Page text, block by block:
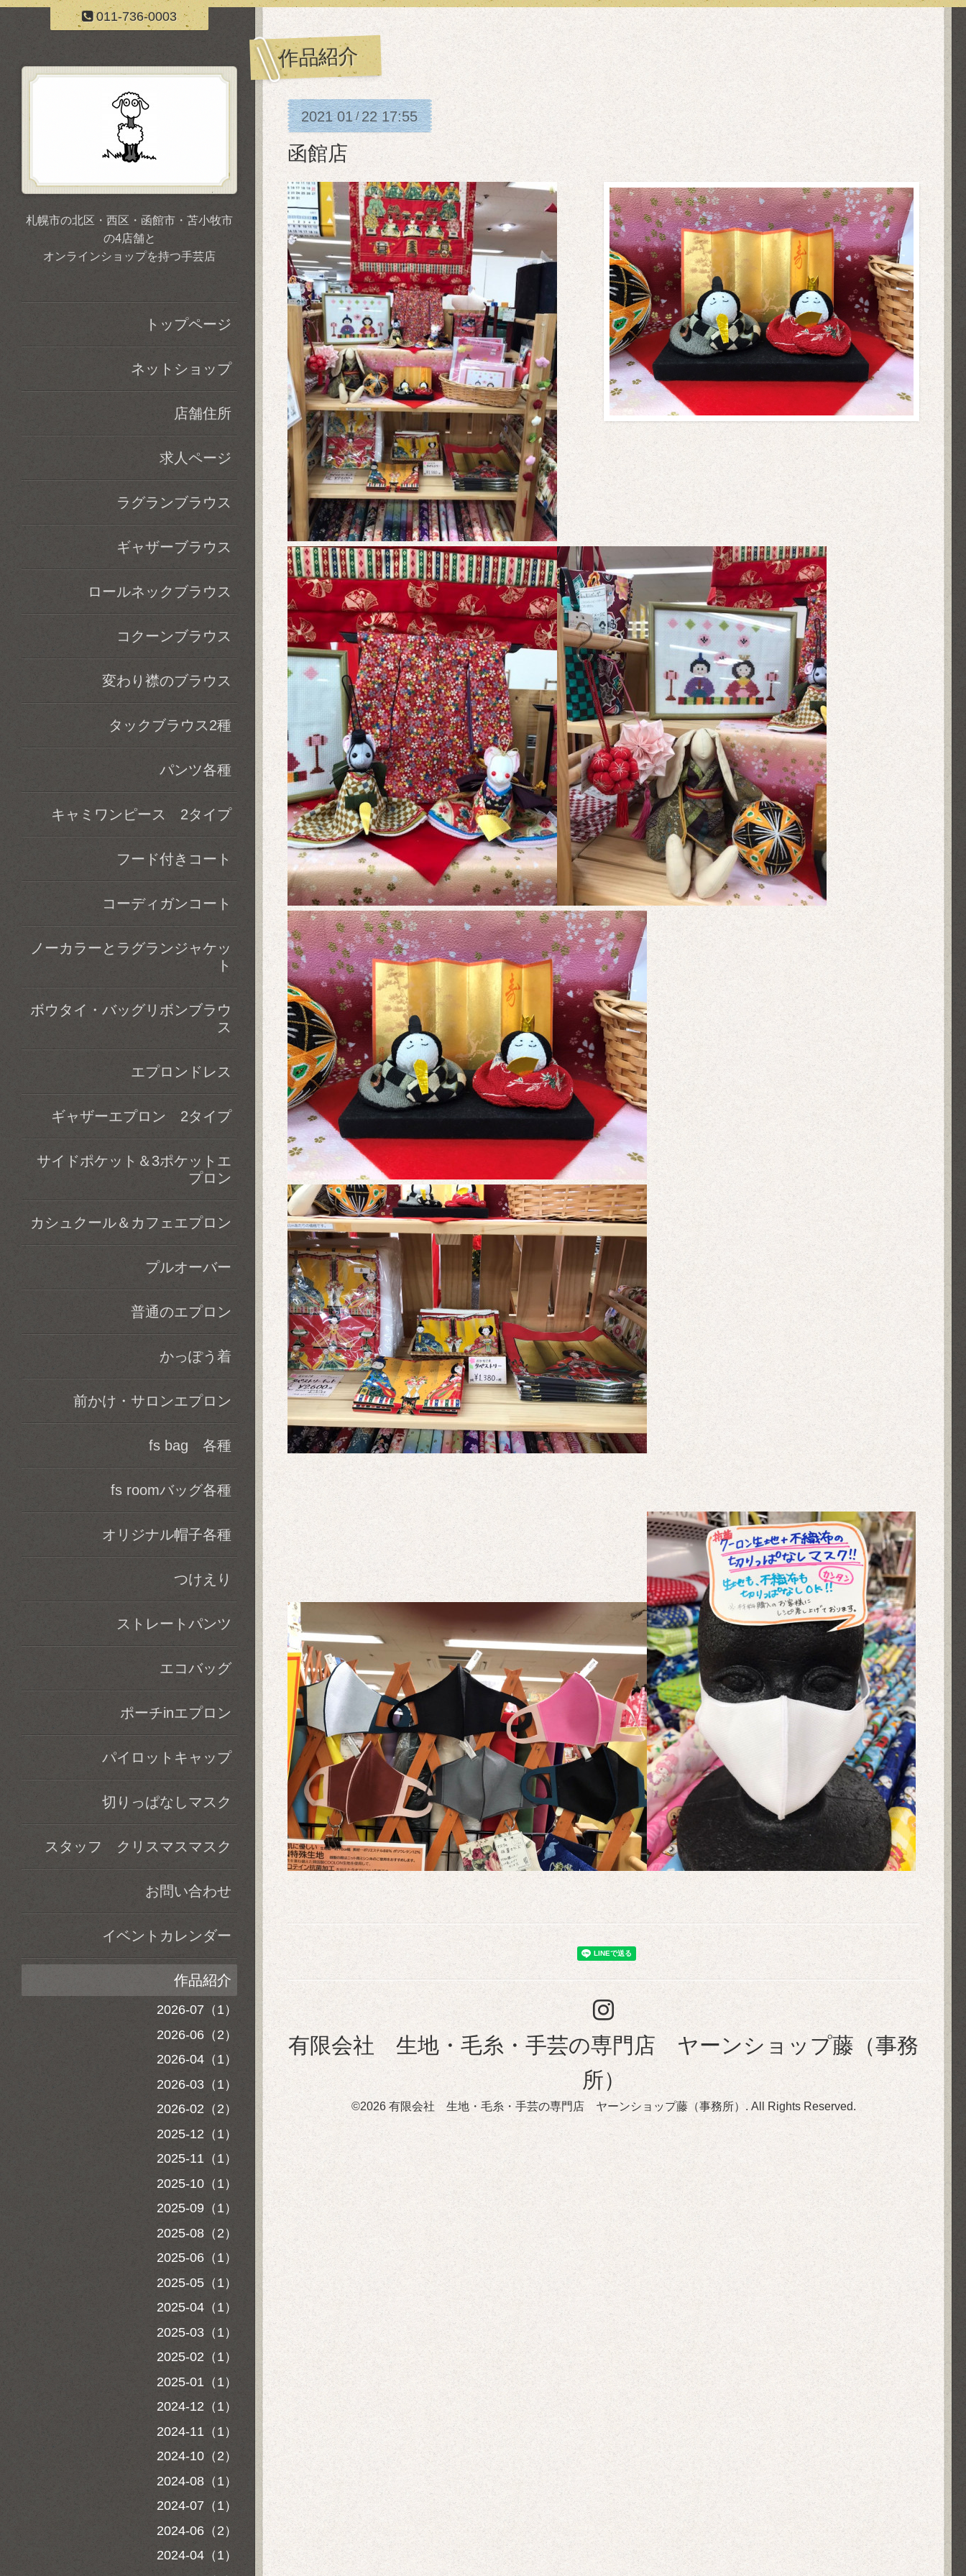
011-736-0003
作品紹介
2021 01/ 22 17:55
函館店
有限会社 生地・毛糸・手芸の専門店 ヤーンショップ藤（事務
所）
©2026 有限会社 生地・毛糸・手芸の専門店 ヤーンショップ藤（事務所） . All Rights Reserved.
札幌市の北区・西区・函館市・苫小牧市
の4店舗と
オンラインショップを持つ手芸店
トップページ
ネットショップ
店舗住所
求人ページ
ラグランブラウス
ギャザーブラウス
ロールネックブラウス
コクーンブラウス
変わり襟のブラウス
タックブラウス2種
パンツ各種
キャミワンピース 2タイプ
フード付きコート
コーディガンコート
ノーカラーとラグランジャケッ
ト
ボウタイ・バッグリボンブラウ
ス
エプロンドレス
ギャザーエプロン 2タイプ
サイドポケット＆3ポケットエ
プロン
カシュクール＆カフェエプロン
プルオーバー
普通のエプロン
かっぽう着
前かけ・サロンエプロン
fs bag 各種
fs roomバッグ各種
オリジナル帽子各種
つけえり
ストレートパンツ
エコバッグ
ポーチinエプロン
パイロットキャップ
切りっぱなしマスク
スタッフ クリスマスマスク
お問い合わせ
イベントカレンダー
作品紹介
2026-07（1）
2026-06（2）
2026-04（1）
2026-03（1）
2026-02（2）
2025-12（1）
2025-11（1）
2025-10（1）
2025-09（1）
2025-08（2）
2025-06（1）
2025-05（1）
2025-04（1）
2025-03（1）
2025-02（1）
2025-01（1）
2024-12（1）
2024-11（1）
2024-10（2）
2024-08（1）
2024-07（1）
2024-06（2）
2024-04（1）